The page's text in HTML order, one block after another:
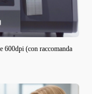
600dpi (con raccomanda